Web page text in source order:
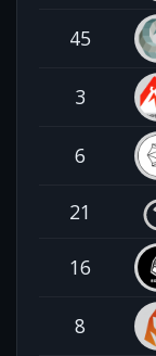
45
3
6
21
16
8